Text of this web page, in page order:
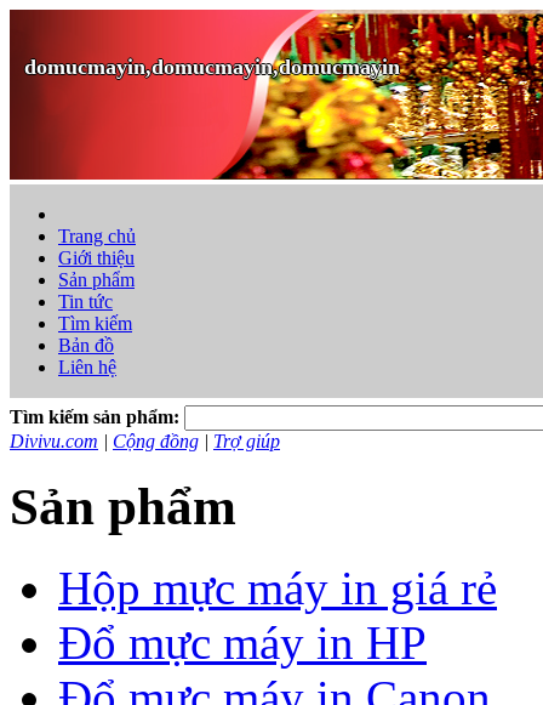
domucmayin,domucmayin,domucmayin
Trang chủ
Giới thiệu
Sản phẩm
Tin tức
Tìm kiếm
Bản đồ
Liên hệ
Tìm kiếm sản phẩm:
Divivu.com | Cộng đồng | Trợ giúp
Sản phẩm
Hộp mực máy in giá rẻ
Đổ mực máy in HP